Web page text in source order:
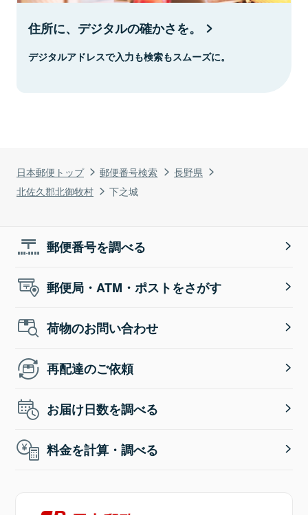
日本郵便トップ 郵便番号検索
長野県
北佐久郡北御牧村
下之城
住所に、デジタルの確かさを。
デジタルアドレスで入力も検索もスムーズに。
郵便番号を調べる
郵便局・ATM・ポストをさがす
荷物のお問い合わせ
再配達のご依頼
お届け日数を調べる
料金を計算・調べる